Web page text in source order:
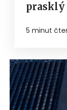
prasklý
5 minut